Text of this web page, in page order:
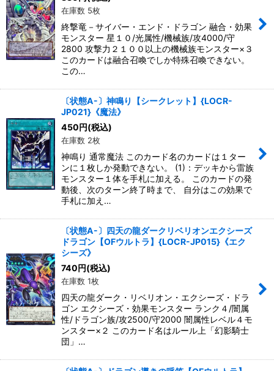
在庫数 5枚
終撃竜－サイバー・エンド・ドラゴン 融合・効果
モンスター 星１０/光属性/機械族/攻4000/守
2800 攻撃力２１００以上の機械族モンスター×３
このカードは融合召喚でしか特殊召喚できない。
この…
〔状態A-〕神鳴り【シークレット】{LOCR-
JP021}《魔法》
450円(税込)
在庫数 2枚
神鳴り 通常魔法 このカード名のカードは１ター
ンに１枚しか発動できない。 (1)：デッキから雷族
モンスター１体を手札に加える。 このカードの発
動後、次のターン終了時まで、 自分はこの効果で
手札に加え…
〔状態A-〕四天の龍ダークリベリオンエクシーズ
ドラゴン【OFウルトラ】{LOCR-JP015}《エク
シーズ》
740円(税込)
在庫数 1枚
四天の龍ダーク・リベリオン・エクシーズ・ドラ
ゴン エクシーズ・効果モンスター ランク４/闇属
性/ドラゴン族/攻2500/守2000 闇属性レベル４モ
ンスター×２ このカード名はルール上「幻影騎士
団」…